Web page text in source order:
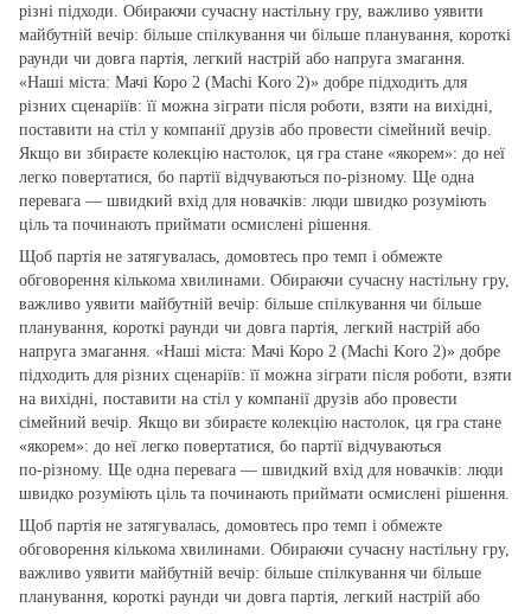
різні підходи. Обираючи сучасну настільну гру, важливо уявити
майбутній вечір: більше спілкування чи більше планування, короткі
раунди чи довга партія, легкий настрій або напруга змагання.
«Наші міста: Мачі Коро 2 (Machi Koro 2)» добре підходить для
різних сценаріїв: її можна зіграти після роботи, взяти на вихідні,
поставити на стіл у компанії друзів або провести сімейний вечір.
Якщо ви збираєте колекцію настолок, ця гра стане «якорем»: до неї
легко повертатися, бо партії відчуваються по‑різному. Ще одна
перевага — швидкий вхід для новачків: люди швидко розуміють
ціль та починають приймати осмислені рішення.
Щоб партія не затягувалась, домовтесь про темп і обмежте
обговорення кількома хвилинами. Обираючи сучасну настільну гру,
важливо уявити майбутній вечір: більше спілкування чи більше
планування, короткі раунди чи довга партія, легкий настрій або
напруга змагання. «Наші міста: Мачі Коро 2 (Machi Koro 2)» добре
підходить для різних сценаріїв: її можна зіграти після роботи, взяти
на вихідні, поставити на стіл у компанії друзів або провести
сімейний вечір. Якщо ви збираєте колекцію настолок, ця гра стане
«якорем»: до неї легко повертатися, бо партії відчуваються
по‑різному. Ще одна перевага — швидкий вхід для новачків: люди
швидко розуміють ціль та починають приймати осмислені рішення.
Щоб партія не затягувалась, домовтесь про темп і обмежте
обговорення кількома хвилинами. Обираючи сучасну настільну гру,
важливо уявити майбутній вечір: більше спілкування чи більше
планування, короткі раунди чи довга партія, легкий настрій або